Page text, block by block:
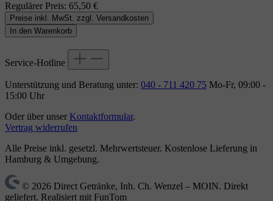
Regulärer Preis: 65,50 €
Preise inkl. MwSt. zzgl. Versandkosten
In den Warenkorb
Service-Hotline
Unterstützung und Beratung unter: 040 - 711 420 75 Mo-Fr, 09:00 -
15:00 Uhr
Oder über unser Kontaktformular.
Vertrag widerrufen
Alle Preise inkl. gesetzl. Mehrwertsteuer. Kostenlose Lieferung in
Hamburg & Umgebung.
© 2026 Direct Getränke, Inh. Ch. Wenzel – MOIN. Direkt
geliefert. Realisiert mit FunTom